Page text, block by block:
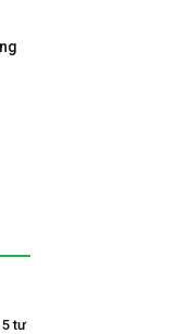
tư